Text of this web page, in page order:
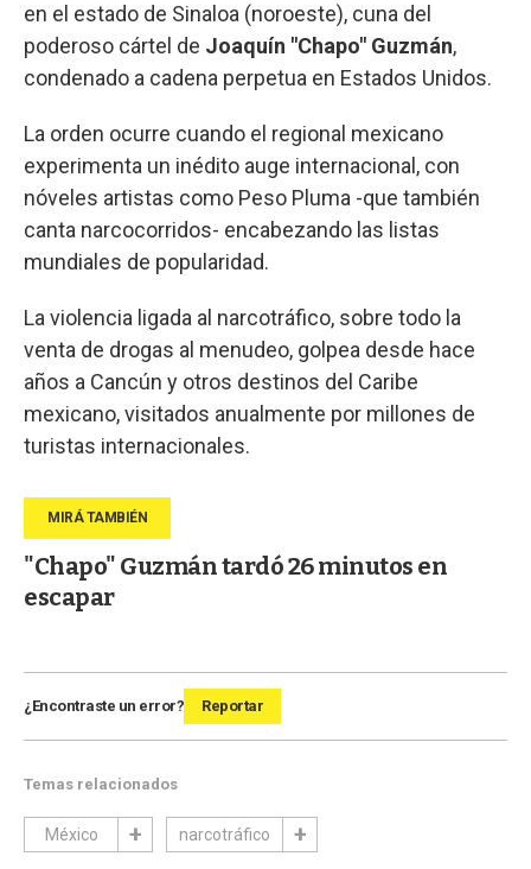
en el estado de Sinaloa (noroeste), cuna del
poderoso cártel de Joaquín "Chapo" Guzmán,
condenado a cadena perpetua en Estados Unidos.
La orden ocurre cuando el regional mexicano
experimenta un inédito auge internacional, con
nóveles artistas como Peso Pluma -que también
canta narcocorridos- encabezando las listas
mundiales de popularidad.
La violencia ligada al narcotráfico, sobre todo la
venta de drogas al menudeo, golpea desde hace
años a Cancún y otros destinos del Caribe
mexicano, visitados anualmente por millones de
turistas internacionales.
"Chapo" Guzmán tardó 26 minutos en
escapar
¿Encontraste un error? Reportar
Temas relacionados
México narcotráfico